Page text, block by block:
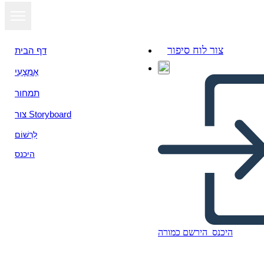
דף הבית
אֶמְצָעִי
תמחור
צור Storyboard
לִרְשׁוֹם
היכנס
צור לוח סיפור
היכנס הירשם כמורה